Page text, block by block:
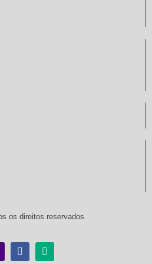
os direitos reservados